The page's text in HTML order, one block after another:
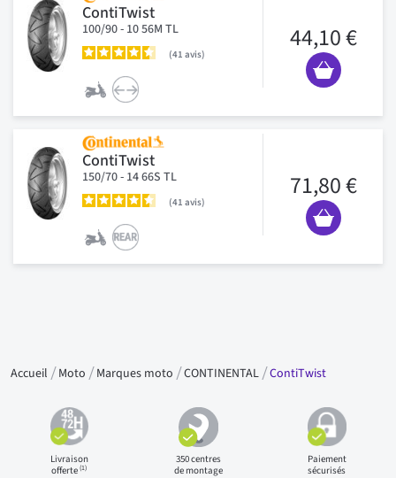
ContiTwist
100/90 - 10 56M TL
41 avis
44,10 €
ContiTwist
150/70 - 14 66S TL
41 avis
71,80 €
Accueil Moto Marques moto CONTINENTAL ContiTwist
Livraison
offerte(1)
350 centres
de montage
Paiement
sécurisés